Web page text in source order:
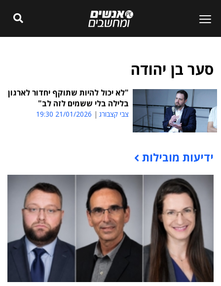
סער בן יהודה
"לא יכול להיות שתוקף יחדור לארגון
בלילה בלי ששמים לזה לב"
צבי קצבורג 21/01/2026 19:30
תוכן פרסומי
ידיעות מובילות